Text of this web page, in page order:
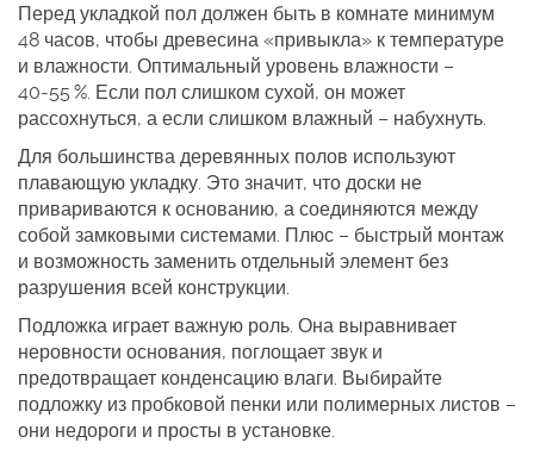
Перед укладкой пол должен быть в комнате минимум
48 часов, чтобы древесина «привыкла» к температуре
и влажности. Оптимальный уровень влажности –
40‑55 %. Если пол слишком сухой, он может
рассохнуться, а если слишком влажный – набухнуть.
Для большинства деревянных полов используют
плавающую укладку. Это значит, что доски не
привариваются к основанию, а соединяются между
собой замковыми системами. Плюс – быстрый монтаж
и возможность заменить отдельный элемент без
разрушения всей конструкции.
Подложка играет важную роль. Она выравнивает
неровности основания, поглощает звук и
предотвращает конденсацию влаги. Выбирайте
подложку из пробковой пенки или полимерных листов –
они недороги и просты в установке.